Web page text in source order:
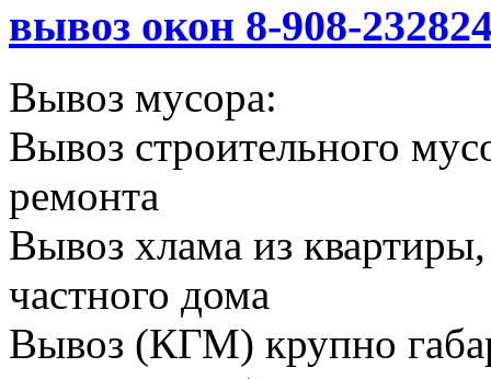
вывоз окон 8-908-
Вывоз мусора:
Вывоз строительного
ремонта
Вывоз хлама из
частного дома
Вывоз (КГМ) крупно